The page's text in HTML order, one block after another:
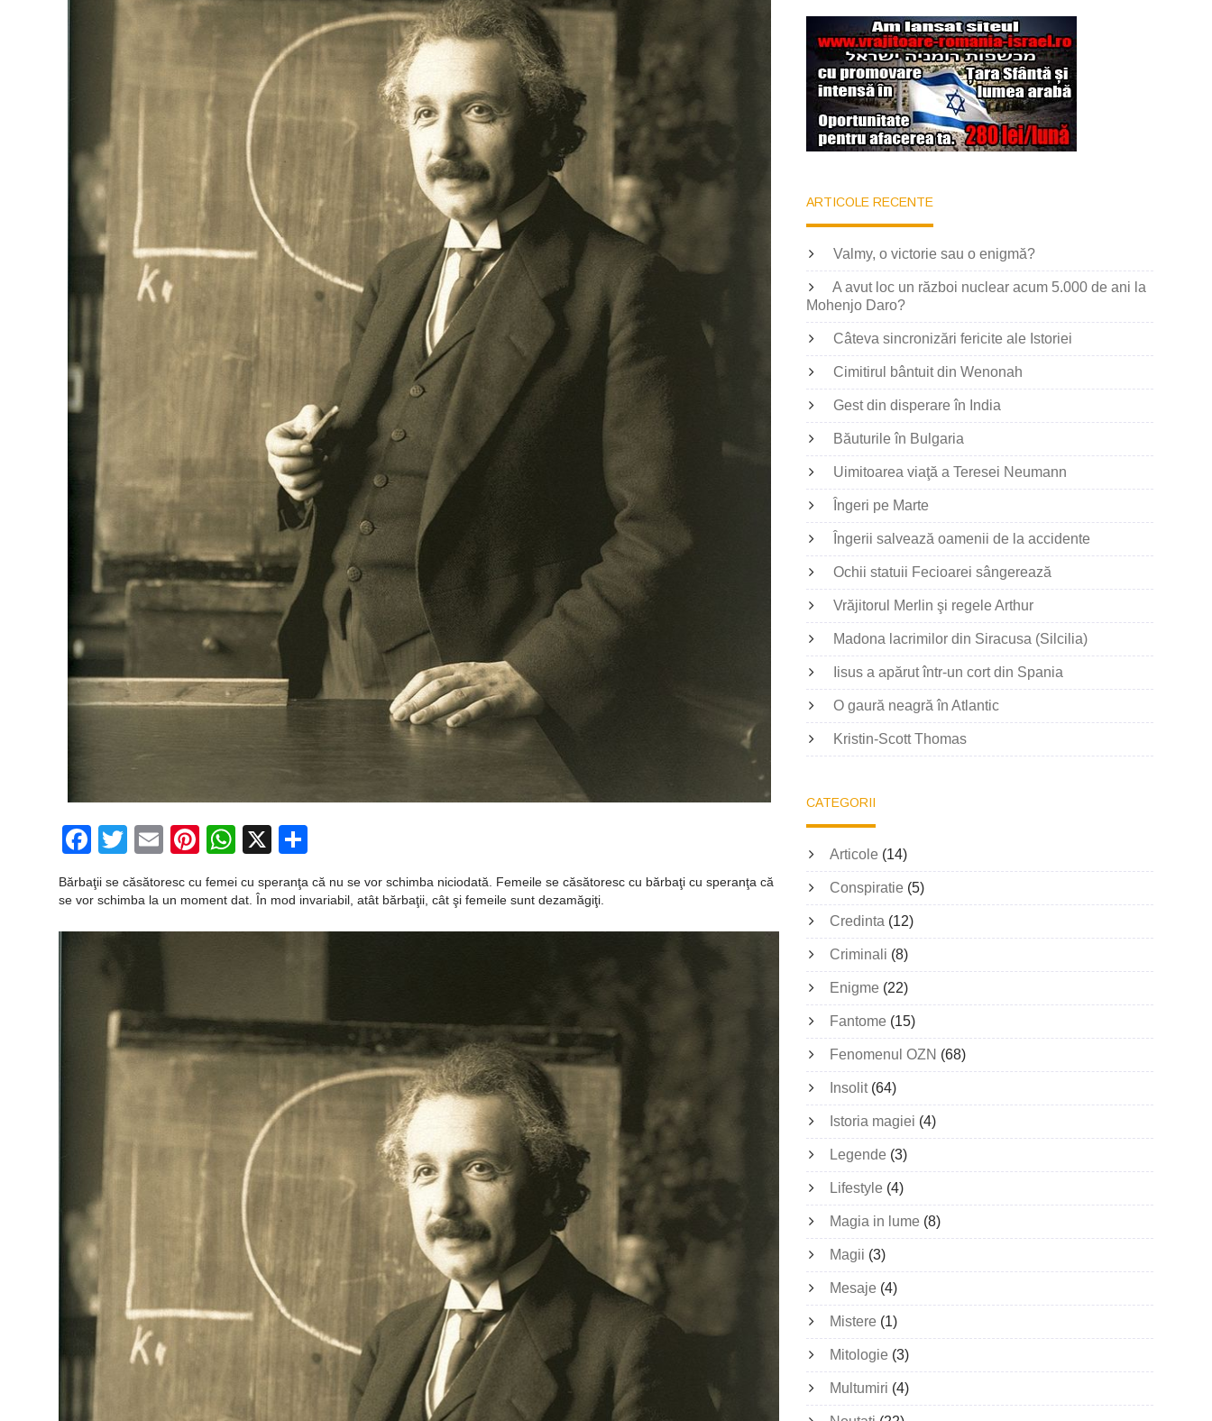
Facebook
Twitter
EmailPinterest
WhatsApp
X
Bărbaţii se căsătoresc cu femei cu speranţa că nu se vor schimba niciodată. Femeile se căsătoresc cu bărbaţi cu speranţa că
se vor schimba la un moment dat. În mod invariabil, atât bărbaţii, cât şi femeile sunt dezamăgiţi.
ARTICOLE RECENTE
Valmy, o victorie sau o enigmă?
A avut loc un război nuclear acum 5.000 de ani la
Mohenjo Daro?
Câteva sincronizări fericite ale Istoriei
Cimitirul bântuit din Wenonah
Gest din disperare în India
Băuturile în Bulgaria
Uimitoarea viaţă a Teresei Neumann
Îngeri pe Marte
Îngerii salvează oamenii de la accidente
Ochii statuii Fecioarei sângerează
Vrăjitorul Merlin şi regele Arthur
Madona lacrimilor din Siracusa (Silcilia)
Iisus a apărut într-un cort din Spania
O gaură neagră în Atlantic
Kristin-Scott Thomas
CATEGORII
Articole (14)
Conspiratie (5)
Credinta (12)
Criminali (8)
Enigme (22)
Fantome (15)
Fenomenul OZN (68)
Insolit(64)
Istoria magiei (4)
Legende (3)
Lifestyle (4)
Magia in lume (8)
Magii (3)
Mesaje (4)
Mistere (1)
Mitologie (3)
Multumiri (4)